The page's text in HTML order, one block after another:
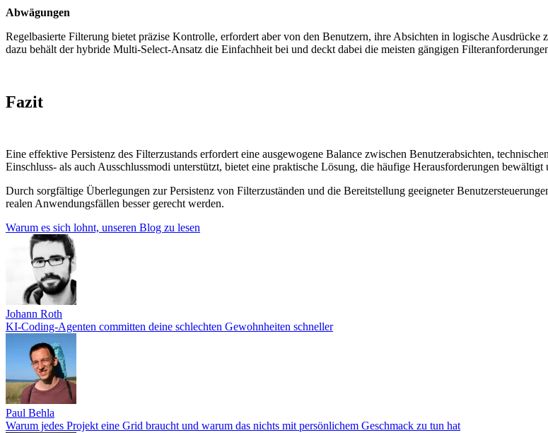
Abwägungen
Regelbasierte Filterung bietet präzise Kontrolle, erfordert aber von den Benutzern, ihre Absichten in logische
dazu behält der hybride Multi-Select-Ansatz die Einfachheit bei und deckt dabei die meisten gängigen
Fazit
Eine effektive Persistenz des Filterzustands erfordert eine ausgewogene Balance zwischen Benutzerabsichten,
Einschluss- als auch Ausschlussmodi unterstützt, bietet eine praktische Lösung, die häufige Herausforderungen
Durch sorgfältige Überlegungen zur Persistenz von Filterzuständen und die Bereitstellung geeigneter
realen Anwendungsfällen besser gerecht werden.
Warum es sich lohnt, unseren Blog zu lesen
Johann Roth
KI-Coding-Agenten committen deine schlechten Gewohnheiten schneller
Paul Behla
Warum jedes Projekt eine Grid braucht und warum das nichts mit persönlichem Geschmack zu tun hat